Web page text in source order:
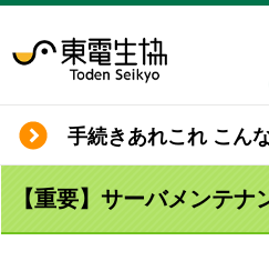
手続きあれこれ こん
【重要】サーバメンテナ